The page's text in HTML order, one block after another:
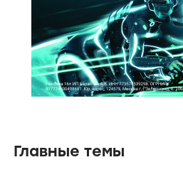
Главные темы